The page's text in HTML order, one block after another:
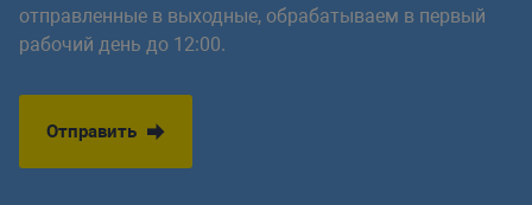
отправленные в выходные, обрабатываем в первый
рабочий день до 12:00.
Отправить